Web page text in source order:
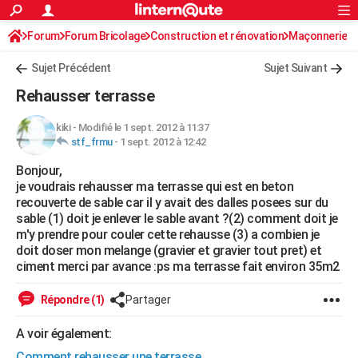
ACTUALITÉS
Politique
Société
Faits Divers
Education
Monde
Villes
+
FINANCE
Retraite
Impôts
Epargne
Immobilier
Risques naturels par ville
Banque
Assurance
Crédit
AUTO
Essais
Réserver un essai
Citadines
Berlines
SUV
Forum auto
+HIGH-TECH
Mobiles
Meilleur smartphone
Internet
Ordinateurs
Jeux vidéo
Guide high-tech
+BRICOLAGE
Forum
Aménagement intérieur
Extérieur
Cuisine
Salle de bains
Jardinage
Rangement
WEEK-END
Guides de France
Art de vivre
Bien-être
Loisirs
Mode
Modes de vie
Alimentation
Guide de la santé
Maladies
Médicaments
Sommeil
Rechercher
S'inscrire
Connexion
Forum Forum Bricolage Construction et rénovation Maçonnerie
Sujet Précédent Sujet Suivant
Rehausser terrasse
kiki- Modifié le 1 sept. 2012 à 11:37
stf_frmu- 1 sept. 2012 à 12:42
Bonjour,
je voudrais rehausser ma terrasse qui est en beton
recouverte de sable car il y avait des dalles posees sur du
sable (1) doit je enlever le sable avant ?(2) comment doit je
m'y prendre pour couler cette rehausse (3) a combien je
doit doser mon melange (gravier et gravier tout pret) et
ciment merci par avance :ps ma terrasse fait environ 35m2
Répondre (1) Partager
A voir également: